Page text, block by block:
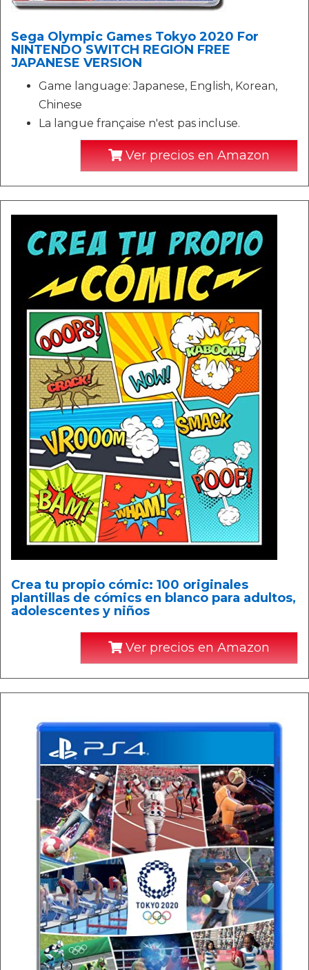
Sega Olympic Games Tokyo 2020 For
NINTENDO SWITCH REGION FREE
JAPANESE VERSION
Game language: Japanese, English, Korean,
Chinese
La langue française n'est pas incluse.
Ver precios en Amazon
Crea tu propio cómic: 100 originales
plantillas de cómics en blanco para adultos,
adolescentes y niños
Ver precios en Amazon